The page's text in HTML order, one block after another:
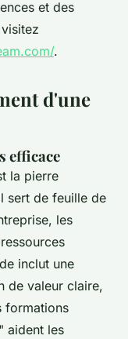
et des
.
d'une
efficace
la pierre
sert de feuille de
les
inclut une
de valeur claire,
formations
aident les